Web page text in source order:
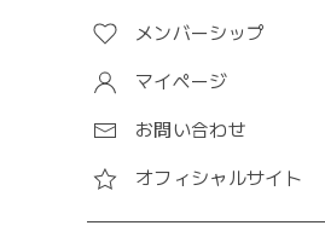
メンバーシップ
マイページ
お問い合わせ
オフィシャルサイト